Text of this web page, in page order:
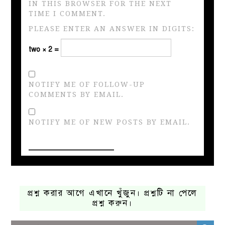
IN THIS BROWSER FOR THE NEXT
TIME I COMMENT.
PLEASE ENTER AN ANSWER IN DIGITS:
two × 2 =
NOTIFY ME OF FOLLOW-UP
COMMENTS BY EMAIL.
NOTIFY ME OF NEW POSTS BY EMAIL.
প্রশ্ন করার আগে এখানে খুঁজুন। প্রশ্নটি না পেলে
প্রশ্ন করুন।